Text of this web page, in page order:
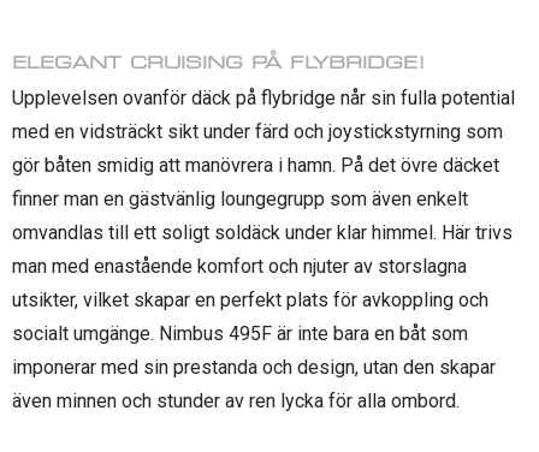
ELEGANT CRUISING PÅ FLYBRIDGE!
Upplevelsen ovanför däck på flybridge når sin fulla potential
med en vidsträckt sikt under färd och joystickstyrning som
gör båten smidig att manövrera i hamn. På det övre däcket
finner man en gästvänlig loungegrupp som även enkelt
omvandlas till ett soligt soldäck under klar himmel. Här trivs
man med enastående komfort och njuter av storslagna
utsikter, vilket skapar en perfekt plats för avkoppling och
socialt umgänge. Nimbus 495F är inte bara en båt som
imponerar med sin prestanda och design, utan den skapar
även minnen och stunder av ren lycka för alla ombord.